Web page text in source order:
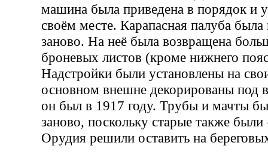
машина была приведена в порядок и
своём месте. Карапасная палуба была
заново. На неё была возвращена
броневых листов (кроме нижнего
Надстройки были установлены на
основном внешне декорированы под
он был в 1917 году. Трубы и мачты
заново, поскольку старые также
Орудия решили оставить на